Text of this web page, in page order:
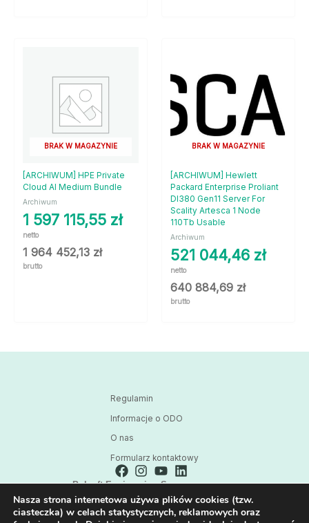
BRAK W MAGAZYNIE
[ARCHIWUM] HPE Private
Cloud AI Medium Bundle
Archiwum
1 597 115,55 zł
netto
1 964 452,13 zł
brutto
BRAK W MAGAZYNIE
[ARCHIWUM] Hewlett
Packard Enterprise Proliant
Dl380 Gen11 Server For
Scality Artesca 1 Node
110Tb Usable
Archiwum
521 044,46 zł
netto
640 884,69 zł
brutto
Regulamin
Informacje o ODO
O nas
Formularz kontaktowy
Polsoft Engineering Sp. z o.o.
ul. 73 Pułku Piechoty 1, 40-467 Katowice
Skontaktuj się z nami:
Nasza strona internetowa używa plików cookies (tzw.
ciasteczka) w celach statystycznych, reklamowych oraz